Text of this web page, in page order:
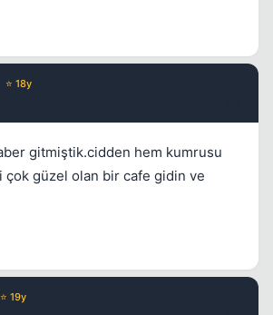
⭐ 18y
gitmiştik.cidden hem kumrusu
çok güzel olan bir cafe gidin ve
⭐ 19y
Kapat